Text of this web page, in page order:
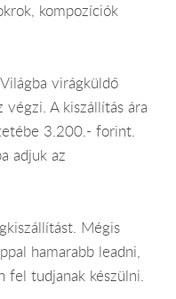
kompozíciók
virágküldő
A kiszállítás ára
3.200.- forint.
adjuk az
Mégis
hamarabb leadni,
fel tudjanak készülni.